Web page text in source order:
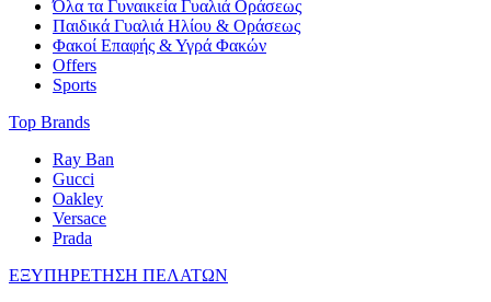
Όλα τα Γυναικεία Γυαλιά Οράσεως
Παιδικά Γυαλιά Ηλίου & Οράσεως
Φακοί Επαφής & Υγρά Φακών
Offers
Sports
Top Brands
Ray Ban
Gucci
Oakley
Versace
Prada
ΕΞΥΠΗΡΕΤΗΣΗ ΠΕΛΑΤΩΝ